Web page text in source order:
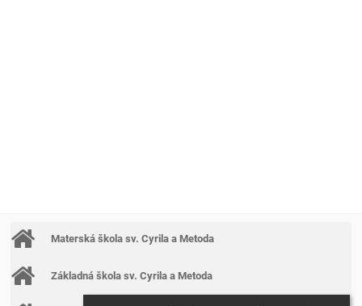
Materská škola sv. Cyrila a Metoda
Základná škola sv. Cyrila a Metoda